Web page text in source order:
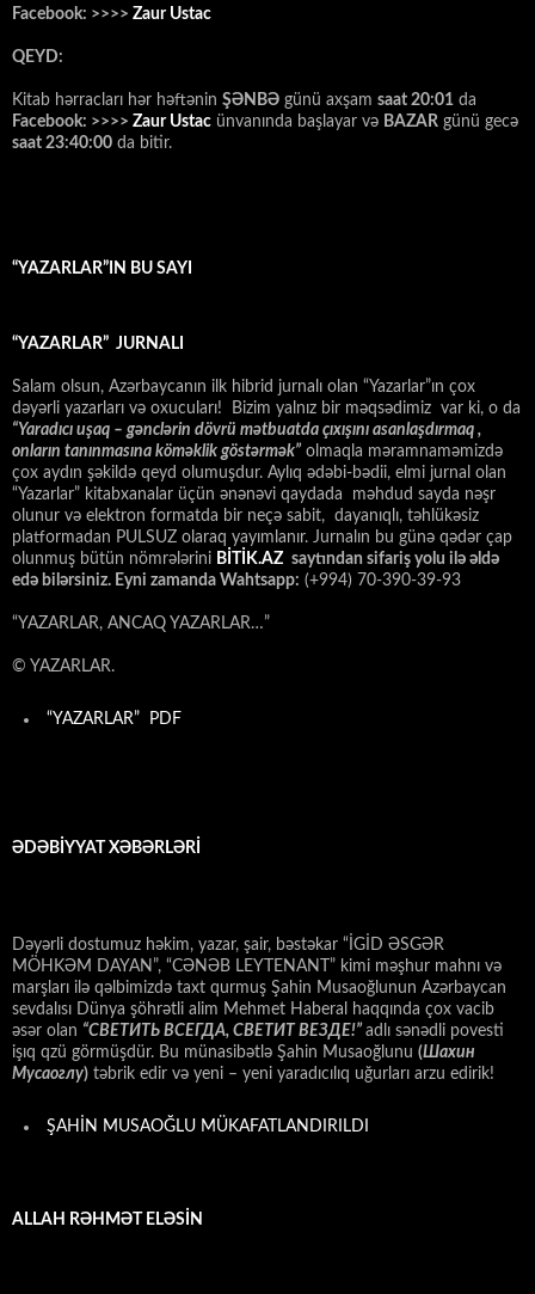
Facebook: >>>> Zaur Ustac
QEYD:
Kitab hərracları hər həftənin ŞƏNBƏ günü axşam saat 20:01 da
Facebook: >>>> Zaur Ustac ünvanında başlayar və BAZAR günü gecə
saat 23:40:00 da bitir.
“YAZARLAR”IN BU SAYI
“YAZARLAR” JURNALI
Salam olsun, Azərbaycanın ilk hibrid jurnalı olan “Yazarlar”ın çox
dəyərli yazarları və oxucuları! Bizim yalnız bir məqsədimiz var ki, o da
“Yaradıcı uşaq – gәnclәrin dövrü mәtbuatda çıxışını asanlaşdırmaq ,
onların tanınmasına kömәklik göstәrmәk” olmaqla məramnaməmizdə
çox aydın şəkildə qeyd olumuşdur. Aylıq ədəbi-bədii, elmi jurnal olan
“Yazarlar” kitabxanalar üçün ənənəvi qaydada məhdud sayda nəşr
olunur və elektron formatda bir neçə sabit, dayanıqlı, təhlükəsiz
platformadan PULSUZ olaraq yayımlanır. Jurnalın bu günə qədər çap
olunmuş bütün nömrələrini BİTİK.AZ saytından sifariş yolu ilə əldə
edə bilərsiniz. Eyni zamanda Wahtsapp: (+994) 70-390-39-93
“YAZARLAR, ANCAQ YAZARLAR…”
© YAZARLAR.
“YAZARLAR” PDF
ƏDƏBİYYAT XƏBƏRLƏRİ
Dəyərli dostumuz həkim, yazar, şair, bəstəkar “İGİD ƏSGƏR
MÖHKƏM DAYAN”, “CƏNƏB LEYTENANT” kimi məşhur mahnı və
marşları ilə qəlbimizdə taxt qurmuş Şahin Musaoğlunun Azərbaycan
sevdalısı Dünya şöhrətli alim Mehmet Haberal haqqında çox vacib
əsər olan “СВЕТИТЬ ВСЕГДА, СВЕТИТ ВЕЗДЕ!” adlı sənədli povesti
işıq qzü görmüşdür. Bu münasibətlə Şahin Musaoğlunu (Шахин
Мусаоглу) təbrik edir və yeni – yeni yaradıcılıq uğurları arzu edirik!
ŞAHİN MUSAOĞLU MÜKAFATLANDIRILDI
ALLAH RƏHMƏT ELƏSİN